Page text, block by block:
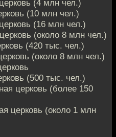
(4 млн чел.)
(10 млн чел.)
(16 млн чел.)
(около 8 млн чел.)
(420 тыс. чел.)
(около 8 млн чел.)
(500 тыс. чел.)
церковь (более 150
церковь (около 1 млн